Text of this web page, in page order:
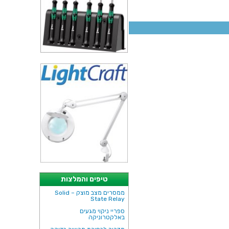
טיפים והמלצות
ממסרים מצב מוצק – Solid
State Relay
ספריי ניקוי מגעים
באלקטרוניקה